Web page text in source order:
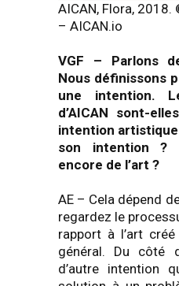
AICAN, Flora,
– AICAN.io
VGF – Parlons
Nous définissons
une intention.
d’AICAN sont-
intention artistique
son intention ?
encore de l’art ?
AE – Cela dépend
regardez le
rapport à l’art
général. Du côté
d’autre intention